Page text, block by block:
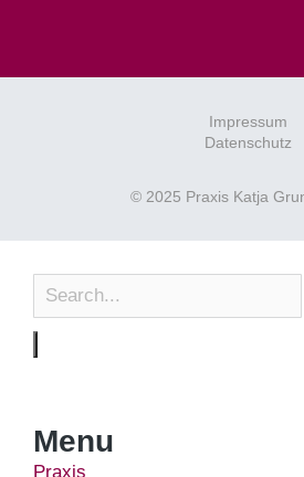
© 2025 Praxis Katja
Impressum
Datenschutz
Menu
Praxis